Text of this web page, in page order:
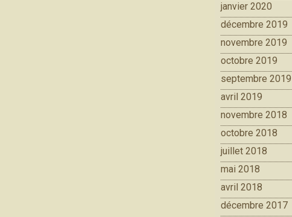
janvier 2020
décembre 2019
novembre 2019
octobre 2019
septembre 2019
avril 2019
novembre 2018
octobre 2018
juillet 2018
mai 2018
avril 2018
décembre 2017